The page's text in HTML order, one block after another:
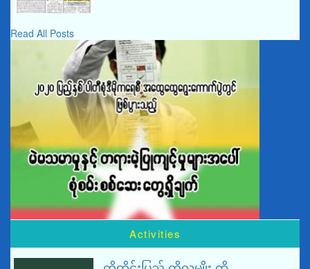
Read All Posts
Activities